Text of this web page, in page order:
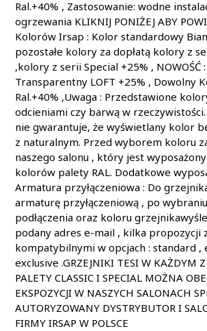
Ral.+40% , Zastosowanie: wodne
ogrzewania KLIKNIJ PONIŻEJ ABY
Kolorów Irsap : Kolor standardowy
pozostałe kolory za dopłatą kolory z
,kolory z serii Special +25% , NOWOŚĆ
Transparentny LOFT +25% , Dowolny
Ral.+40% ,Uwaga : Przedstawione
odcieniami czy barwą w rzeczywistości.
nie gwarantuje, że wyświetlany kolor
z naturalnym. Przed wyborem koloru
naszego salonu , który jest
kolorów palety RAL. Dodatkowe
Armatura przyłączeniowa : Do
armaturę przyłączeniową , po
podłączenia oraz koloru
podany adres e-mail , kilka propozycji
kompatybilnymi w opcjach : standard ,
exclusive .GRZEJNIKI TESI W KAŻDYM
PALETY CLASSIC I SPECIAL MOŻNA
EKSPOZYCJI W NASZYCH SALONACH
AUTORYZOWANY DYSTRYBUTOR I
FIRMY IRSAP W POLSCE